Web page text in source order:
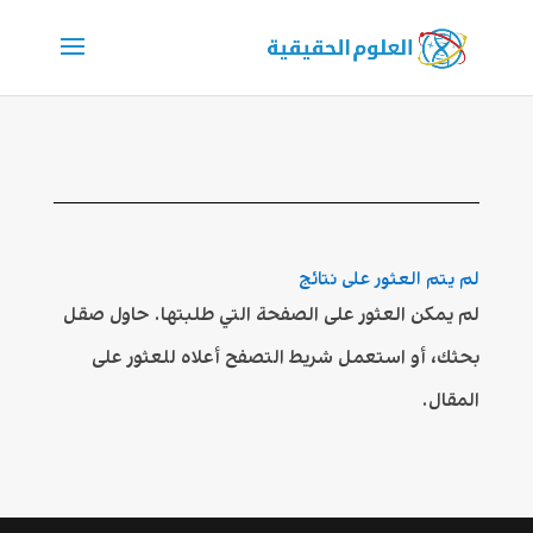
لم يتم العثور على نتائج
لم يمكن العثور على الصفحة التي طلبتها. حاول صقل
بحثك، أو استعمل شريط التصفح أعلاه للعثور على
المقال.